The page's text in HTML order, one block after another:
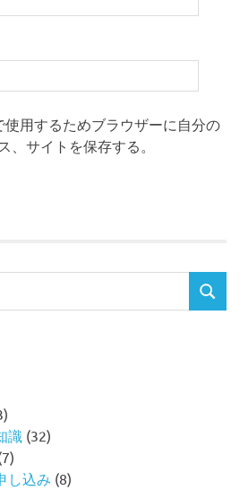
使用するためブラウザーに自分の
、サイトを保存する。
検
識(32)
し込み (8)